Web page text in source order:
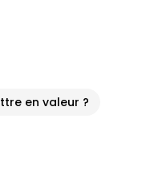
en valeur ?